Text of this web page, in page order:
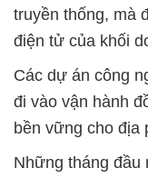
truyền thống, mà
điện tử của khối
Các dự án công
đi vào vận hành
bền vững cho địa
Những tháng đầu